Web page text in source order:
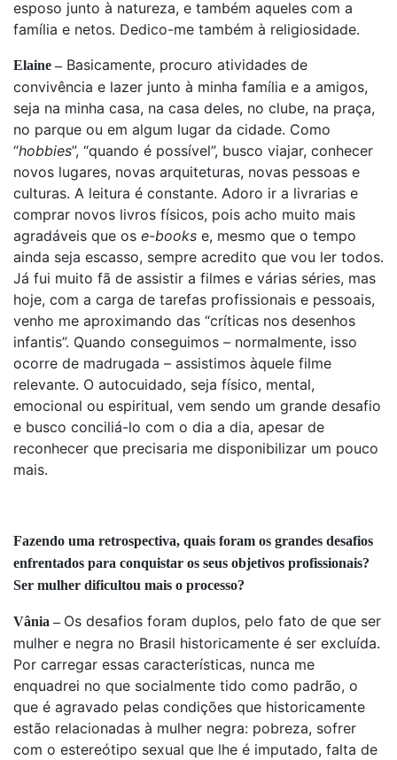
esposo junto à natureza, e também aqueles com a
família e netos. Dedico-me também à religiosidade.
Elaine –Basicamente, procuro atividades de
convivência e lazer junto à minha família e a amigos,
seja na minha casa, na casa deles, no clube, na praça,
no parque ou em algum lugar da cidade. Como
“hobbies”, “quando é possível”, busco viajar, conhecer
novos lugares, novas arquiteturas, novas pessoas e
culturas. A leitura é constante. Adoro ir a livrarias e
comprar novos livros físicos, pois acho muito mais
agradáveis que os e-books e, mesmo que o tempo
ainda seja escasso, sempre acredito que vou ler todos.
Já fui muito fã de assistir a filmes e várias séries, mas
hoje, com a carga de tarefas profissionais e pessoais,
venho me aproximando das “críticas nos desenhos
infantis”. Quando conseguimos – normalmente, isso
ocorre de madrugada – assistimos àquele filme
relevante. O autocuidado, seja físico, mental,
emocional ou espiritual, vem sendo um grande desafio
e busco conciliá-lo com o dia a dia, apesar de
reconhecer que precisaria me disponibilizar um pouco
mais.
Fazendo uma retrospectiva, quais foram os grandes desafios
enfrentados para conquistar os seus objetivos profissionais?
Ser mulher dificultou mais o processo?
Vânia – Os desafios foram duplos, pelo fato de que ser
mulher e negra no Brasil historicamente é ser excluída.
Por carregar essas características, nunca me
enquadrei no que socialmente tido como padrão, o
que é agravado pelas condições que historicamente
estão relacionadas à mulher negra: pobreza, sofrer
com o estereótipo sexual que lhe é imputado, falta de